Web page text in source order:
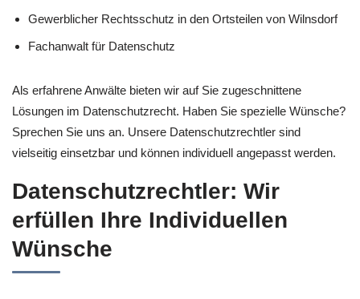
Gewerblicher Rechtsschutz in den Ortsteilen von Wilnsdorf
Fachanwalt für Datenschutz
Als erfahrene Anwälte bieten wir auf Sie zugeschnittene
Lösungen im Datenschutzrecht. Haben Sie spezielle Wünsche?
Sprechen Sie uns an. Unsere Datenschutzrechtler sind
vielseitig einsetzbar und können individuell angepasst werden.
Datenschutzrechtler: Wir
erfüllen Ihre Individuellen
Wünsche